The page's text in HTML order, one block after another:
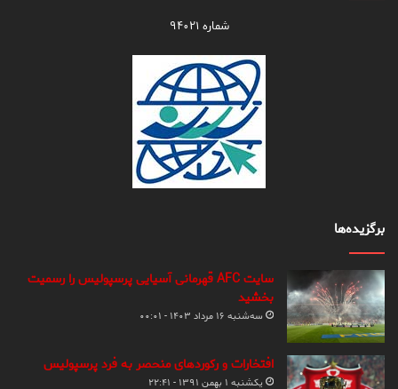
شماره ۹۴۰۲۱
برگزیده‌ها
سایت AFC قهرمانی آسیایی پرسپولیس را رسمیت
بخشید
سه‌شنبه ۱۶ مرداد ۱۴۰۳ - ۰۰:۰۱
افتخارات و رکوردهای منحصر به فرد پرسپولیس
یکشنبه ۱ بهمن ۱۳۹۱ - ۲۲:۴۱